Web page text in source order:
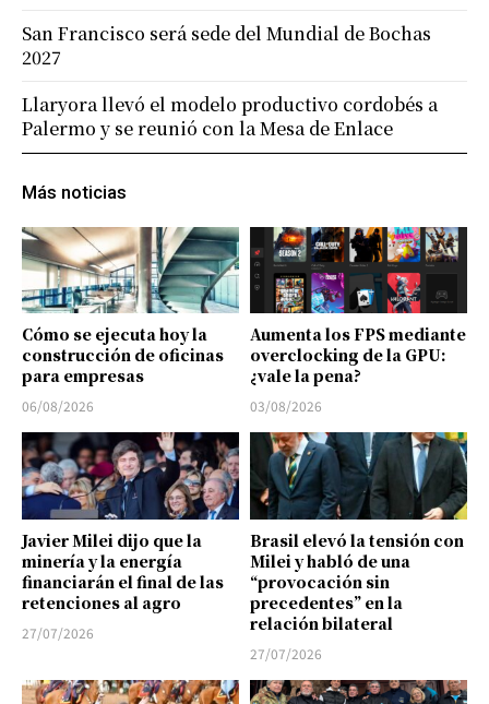
Más noticias
Cómo se ejecuta hoy la
construcción de oficinas
para empresas
06/08/2026
Aumenta los FPS mediante
overclocking de la GPU:
¿vale la pena?
03/08/2026
Javier Milei dijo que la
minería y la energía
financiarán el final de las
retenciones al agro
27/07/2026
Brasil elevó la tensión con
Milei y habló de una
“provocación sin
precedentes” en la
relación bilateral
27/07/2026
San Francisco será sede del Mundial de Bochas
2027
Llaryora llevó el modelo productivo cordobés a
Palermo y se reunió con la Mesa de Enlace